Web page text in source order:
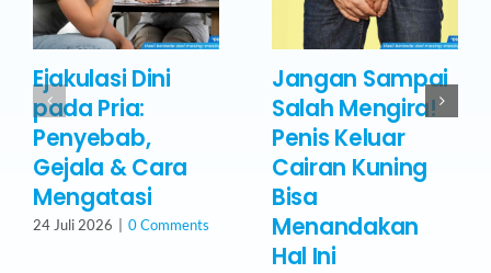
Ejakulasi Dini
pada Pria:
Penyebab,
Gejala & Cara
Mengatasi
24 Juli 2026 0 Comments
Jangan Sampai
Salah Mengira!
Penis Keluar
Cairan Kuning
Bisa
Menandakan
Hal Ini